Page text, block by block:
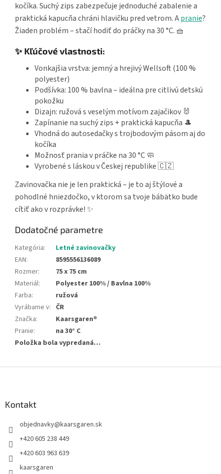
kočíka. Suchý zips zabezpečuje jednoduché zabalenie a
praktická kapucňa chráni hlavičku pred vetrom. Apranie?
Žiaden problém – stačí hodiť do práčky na 30 °C. 🧺
✨ Kľúčové vlastnosti:
Vonkajšia vrstva: jemný a hrejivý Wellsoft (100 %
polyester)
Podšívka: 100 % bavlna – ideálna pre citlivú detskú
pokožku
Dizajn: ružová s veselým motívom zajačikov 🐰
Zapínanie na suchý zips + praktická kapucňa 🎩
Vhodná do autosedačky s trojbodovým pásom aj do
kočíka
Možnosť prania v práčke na 30 °C 🧼
Vyrobené s láskou v Českej republike 🇨🇿
Zavinovačka nie je len praktická – je to aj štýlové a
pohodlné hniezdočko, v ktorom sa tvoje bábätko bude
cítiť ako v rozprávke! ✨
Dodatočné parametre
Kategória:
Letné zavinovačky
EAN:
8595556136089
Rozmer:
75 x 75 cm
Materiál:
Polyester 100% / Bavlna 100%
Farba:
ružová
Vyrábame v: ČR
Značka:
Kaarsgaren®
Pranie:
na 30° C
Položka bola vypredaná…
Kontakt
objednavky@kaarsgaren.sk
+420 605 238 449
+420 603 963 639
kaarsgaren